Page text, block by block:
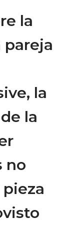
la
pareja
la
la
no